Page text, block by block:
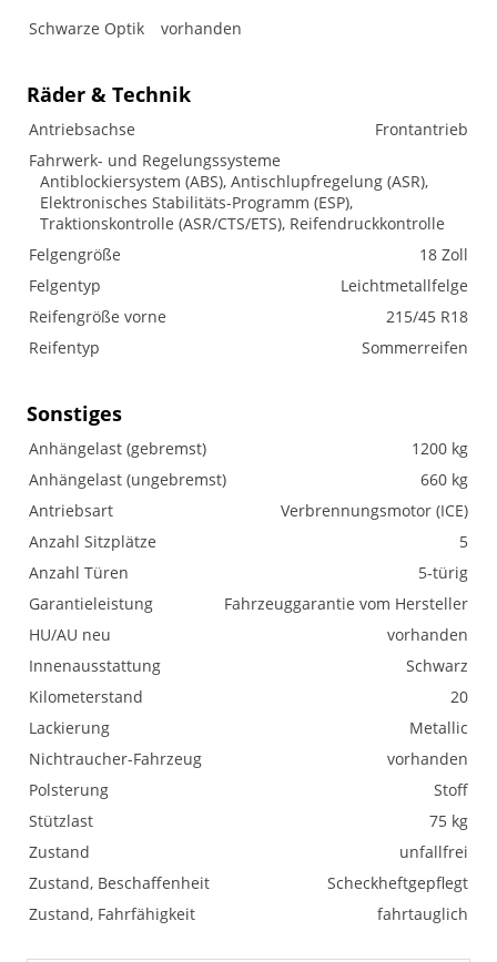
Schwarze Optik
vorhanden
Räder & Technik
Antriebsachse
Frontantrieb
Fahrwerk- und Regelungssysteme
Antiblockiersystem (ABS), Antischlupfregelung (ASR),
Elektronisches Stabilitäts-Programm (ESP),
Traktionskontrolle (ASR/CTS/ETS), Reifendruckkontrolle
Felgengröße
18 Zoll
Felgentyp
Leichtmetallfelge
Reifengröße vorne
215/45 R18
Reifentyp
Sommerreifen
Sonstiges
Anhängelast (gebremst)
1200 kg
Anhängelast (ungebremst)
660 kg
Antriebsart
Verbrennungsmotor (ICE)
Anzahl Sitzplätze
5
Anzahl Türen
5-türig
Garantieleistung
Fahrzeuggarantie vom Hersteller
HU/AU neu
vorhanden
Innenausstattung
Schwarz
Kilometerstand
20
Lackierung
Metallic
Nichtraucher-Fahrzeug
vorhanden
Polsterung
Stoff
Stützlast
75 kg
Zustand
unfallfrei
Zustand, Beschaffenheit
Scheckheftgepflegt
Zustand, Fahrfähigkeit
fahrtauglich